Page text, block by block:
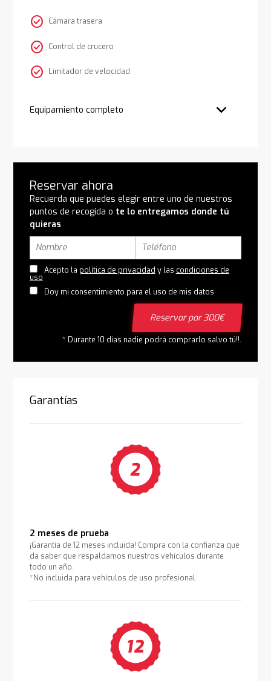
check_circle Cámara trasera
check_circle Control de crucero
check_circle Limitador de velocidad
Equipamiento completo
Reservar ahora
Recuerda que puedes elegir entre uno de nuestros
puntos de recogida o te lo entregamos donde tú
quieras
Acepto la política de privacidad y las condiciones de
uso
Doy mi consentimiento para el uso de mis datos
Reservar por 300€
* Durante 10 días nadie podrá comprarlo salvo tú!!.
Garantías
2 meses de prueba
¡Garantía de 12 meses incluida! Compra con la confianza que
da saber que respaldamos nuestros vehículos durante
todo un año.
*No incluida para vehículos de uso profesional